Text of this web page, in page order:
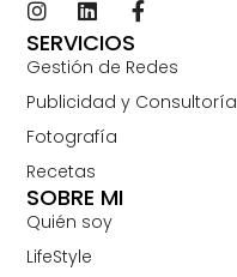
SOBRE MI
Quién soy
LifeStyle
SERVICIOS
Gestión de Redes
Publicidad y Consultoría
Fotografía
Recetas